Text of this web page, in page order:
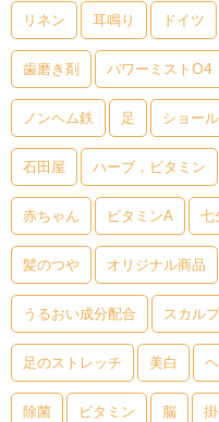
リネン 耳鳴り ドイツ
歯磨き剤 パワーミストO4
ノンヘム鉄 足 ショール
石田屋 ハーブ，ビタミン
赤ちゃん ビタミンA 七
髪のつや オリジナル商品
うるおい成分配合 スカル
足のストレッチ 美白
除菌 ビタミン 脳